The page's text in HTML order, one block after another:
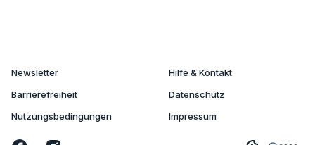
Newsletter
Hilfe & Kontakt
Barrierefreiheit
Datenschutz
Nutzungsbedingungen
Impressum